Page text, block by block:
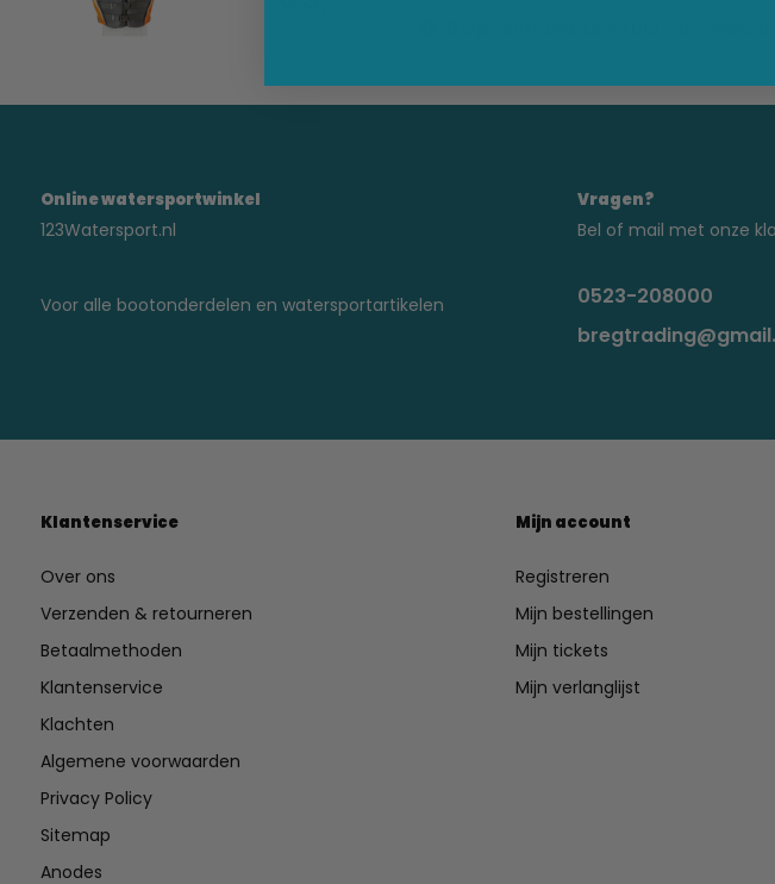
Online watersportwinkel
123Watersport.nl
Voor alle bootonderdelen en watersportartikelen
Vragen?
Bel of mail met onze
0523-208000
Klantenservice
Over ons
Verzenden & retourneren
Betaalmethoden
Klantenservice
Klachten
Algemene voorwaarden
Privacy Policy
Sitemap
Anodes
Mijn account
Registreren
Mijn bestellingen
Mijn tickets
Mijn verlanglijst